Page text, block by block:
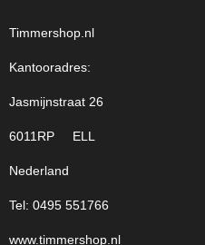
Timmershop.nl
Kantooradres:
Jasmijnstraat 26
6011RP ELL
Nederland
Tel: 0495 551766
www.timmershop.nl